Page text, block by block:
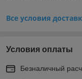
Все условия
Условия оплаты
Безналичный